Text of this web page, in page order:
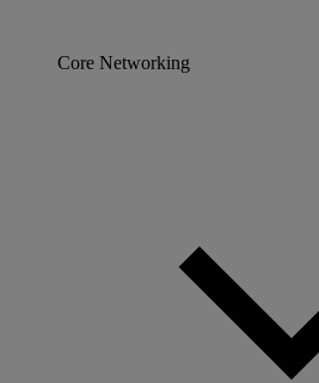
Core Networking